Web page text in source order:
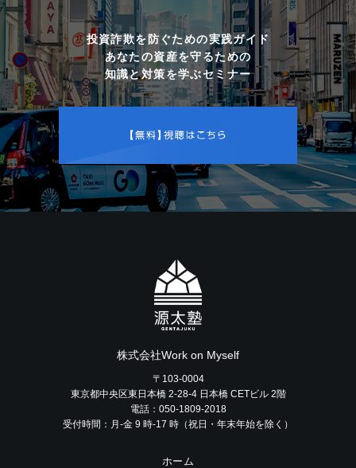
投資詐欺を防ぐための実践ガイド
あなたの資産を守るための
知識と対策を学ぶセミナー
株式会社Work on Myself
〒103-0004
東京都中央区東日本橋 2-28-4 日本橋 CETビル 2階
電話：050-1809-2018
受付時間：月-金 9 時-17 時（祝日・年末年始を除く）
ホーム